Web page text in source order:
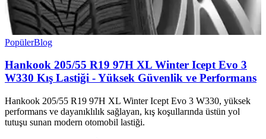
PopülerBlog
Hankook 205/55 R19 97H XL Winter Icept Evo 3
W330 Kış Lastiği - Yüksek Güvenlik ve Performans
Hankook 205/55 R19 97H XL Winter Icept Evo 3 W330, yüksek
performans ve dayanıklılık sağlayan, kış koşullarında üstün yol
tutuşu sunan modern otomobil lastiği.